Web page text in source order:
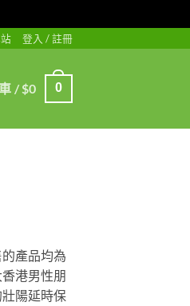
登入 / 註冊
/$0 0
產品均為
港男性朋
陽延時保